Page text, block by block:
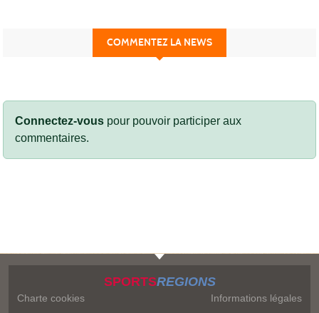
COMMENTEZ LA NEWS
Connectez-vous pour pouvoir participer aux
commentaires.
SPORTSREGIONS
Charte cookies Informations légales